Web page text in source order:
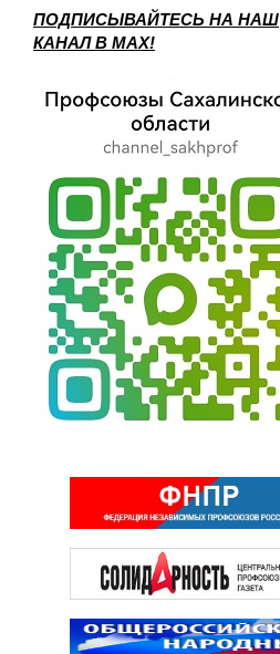
ПОДПИСЫВАЙТЕСЬ НА НАШ
КАНАЛ В MAX!